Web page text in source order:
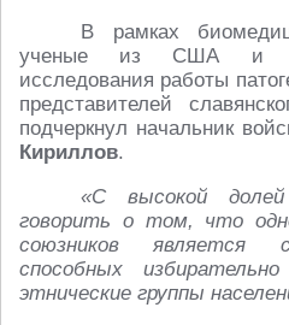
В рамках
ученые из США и
исследования работы
представителей
подчеркнул начальник
Кириллов.
«С высокой
говорить о том, что
союзников является
способных
этнические группы